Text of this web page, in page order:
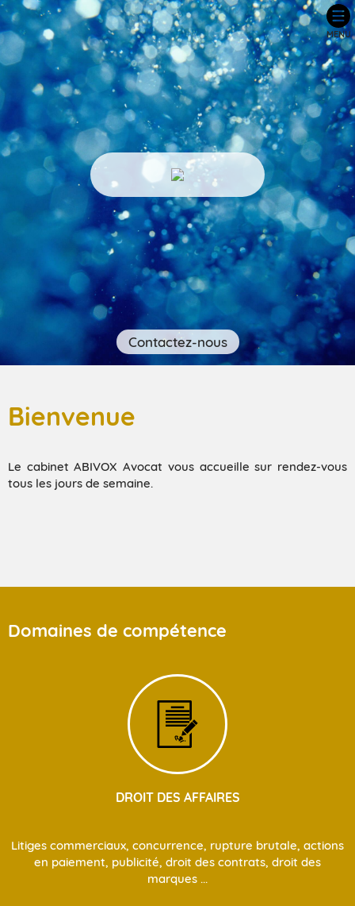
Contactez-nous
MENU
Bienvenue
Le cabinet ABIVOX Avocat vous accueille sur rendez-vous
tous les jours de semaine.
Domaines de compétence
DROIT DES AFFAIRES
Litiges commerciaux, concurrence, rupture brutale, actions
en paiement, publicité, droit des contrats, droit des
marques ...